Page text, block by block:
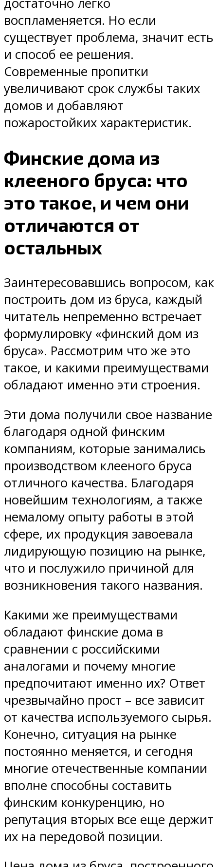
воспламеняется. Но если
существует проблема, значит есть
и способ ее решения.
Современные пропитки
увеличивают срок службы таких
домов и добавляют
пожаростойких характеристик.
Финские дома из
клееного бруса: что
это такое, и чем они
отличаются от
остальных
Заинтересовавшись вопросом, как
построить дом из бруса, каждый
читатель непременно встречает
формулировку «финский дом из
бруса». Рассмотрим что же это
такое, и какими преимуществами
обладают именно эти строения.
Эти дома получили свое название
благодаря одной финским
компаниям, которые занимались
производством клееного бруса
отличного качества. Благодаря
новейшим технологиям, а также
немалому опыту работы в этой
сфере, их продукция завоевала
лидирующую позицию на рынке,
что и послужило причиной для
возникновения такого названия.
Какими же преимуществами
обладают финские дома в
сравнении с российскими
аналогами и почему многие
предпочитают именно их? Ответ
чрезвычайно прост – все зависит
от качества используемого сырья.
Конечно, ситуация на рынке
постоянно меняется, и сегодня
многие отечественные компании
вполне способны составить
финским конкуренцию, но
репутация вторых все еще держит
их на передовой позиции.